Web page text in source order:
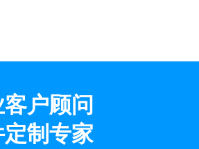
户顾问
制专家